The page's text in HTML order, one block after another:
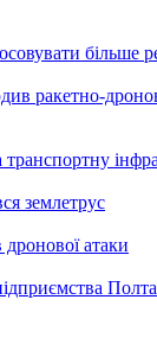
більше
ракетно-
транспортну
землетрус
дронової атаки